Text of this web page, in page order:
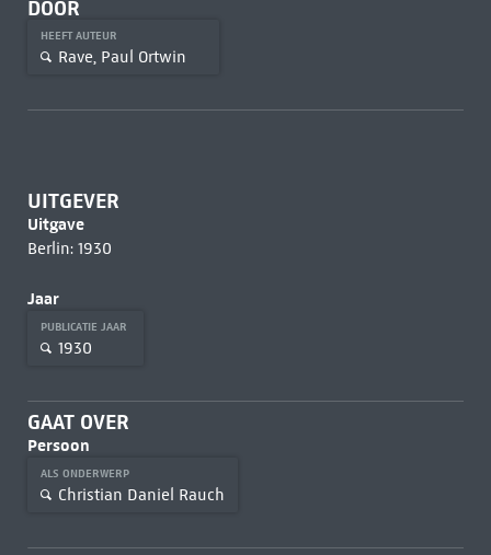
DOOR
HEEFT AUTEUR
Rave, Paul Ortwin
UITGEVER
Uitgave
Berlin: 1930
Jaar
PUBLICATIE JAAR
1930
GAAT OVER
Persoon
ALS ONDERWERP
Christian Daniel Rauch